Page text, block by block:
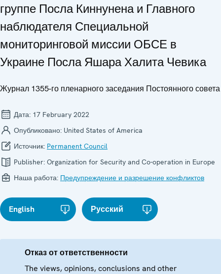
группе Посла Киннунена и Главного
наблюдателя Специальной
мониторинговой миссии ОБСЕ в
Украине Посла Яшара Халита Чевика
Журнал 1355-го пленарного заседания Постоянного совета
Дата: 17 February 2022
Опубликовано: United States of America
Источник: Permanent Council
Publisher: Organization for Security and Co-operation in Europe
Наша работа: Предупреждение и разрешение конфликтов
English Русский
Отказ от ответственности
The views, opinions, conclusions and other